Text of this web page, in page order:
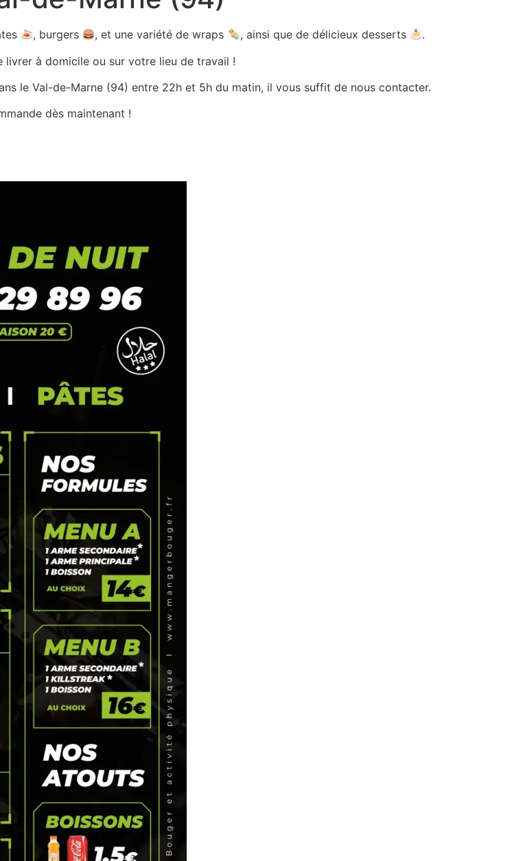
, burgers , et une variété de wraps , ainsi que de délicieux desserts
.
à domicile ou sur votre lieu de travail !
le Val-de-Marne (94) entre 22h et 5h du matin, il vous suffit de nous contacter.
dès maintenant !